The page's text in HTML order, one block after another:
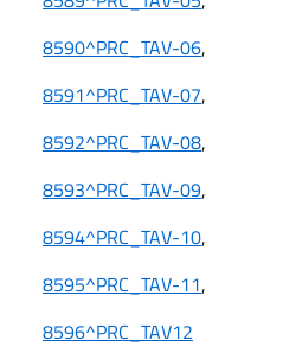
8590^PRC_TAV-06,
8591^PRC_TAV-07,
8592^PRC_TAV-08,
8593^PRC_TAV-09,
8594^PRC_TAV-10,
8595^PRC_TAV-11,
8596^PRC_TAV12